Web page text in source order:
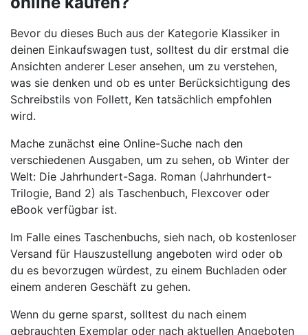
Bevor du dieses Buch aus der Kategorie Klassiker in
deinen Einkaufswagen tust, solltest du dir erstmal die
Ansichten anderer Leser ansehen, um zu verstehen,
was sie denken und ob es unter Berücksichtigung des
Schreibstils von Follett, Ken tatsächlich empfohlen
wird.
Mache zunächst eine Online-Suche nach den
verschiedenen Ausgaben, um zu sehen, ob Winter der
Welt: Die Jahrhundert-Saga. Roman (Jahrhundert-
Trilogie, Band 2) als Taschenbuch, Flexcover oder
eBook verfügbar ist.
Im Falle eines Taschenbuchs, sieh nach, ob kostenloser
Versand für Hauszustellung angeboten wird oder ob
du es bevorzugen würdest, zu einem Buchladen oder
einem anderen Geschäft zu gehen.
Wenn du gerne sparst, solltest du nach einem
gebrauchten Exemplar oder nach aktuellen Angeboten